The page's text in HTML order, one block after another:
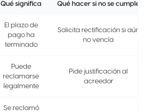
Qué significa Qué hacer si no se cumple
El plazo de
pago ha
terminado
Solicita rectificación si aún
no vencía
Puede
reclamarse
legalmente
Pide justificación al
acreedor
Se reclamó